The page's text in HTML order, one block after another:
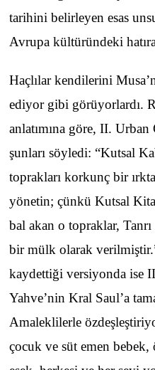
tarihini belirleyen esas
Avrupa kültüründeki
Haçlılar kendilerini
ediyor gibi görüyorlardı.
anlatımına göre, II. Urban
şunları söyledi: “Kutsal
toprakları korkunç bir
yönetin; çünkü Kutsal
bal akan o topraklar,
bir mülk olarak
kaydettiği versiyonda ise
Yahve’nin Kral Saul’a
Amaleklilerle
çocuk ve süt emen